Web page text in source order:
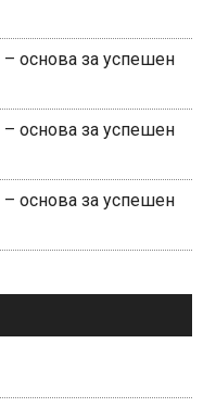
основа за успешен
основа за успешен
основа за успешен